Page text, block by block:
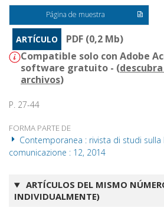
Página de muestra
ARTÍCULO
PDF (0,2 Mb)
Compatible solo con Adobe
software gratuito - (
archivos)
P. 27-44
FORMA PARTE DE
Contemporanea : rivista di studi
comunicazione : 12, 2014
ARTÍCULOS DEL MISMO
INDIVIDUALMENTE)